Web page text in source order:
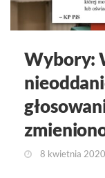
Wybory:
8 kwietnia 2020